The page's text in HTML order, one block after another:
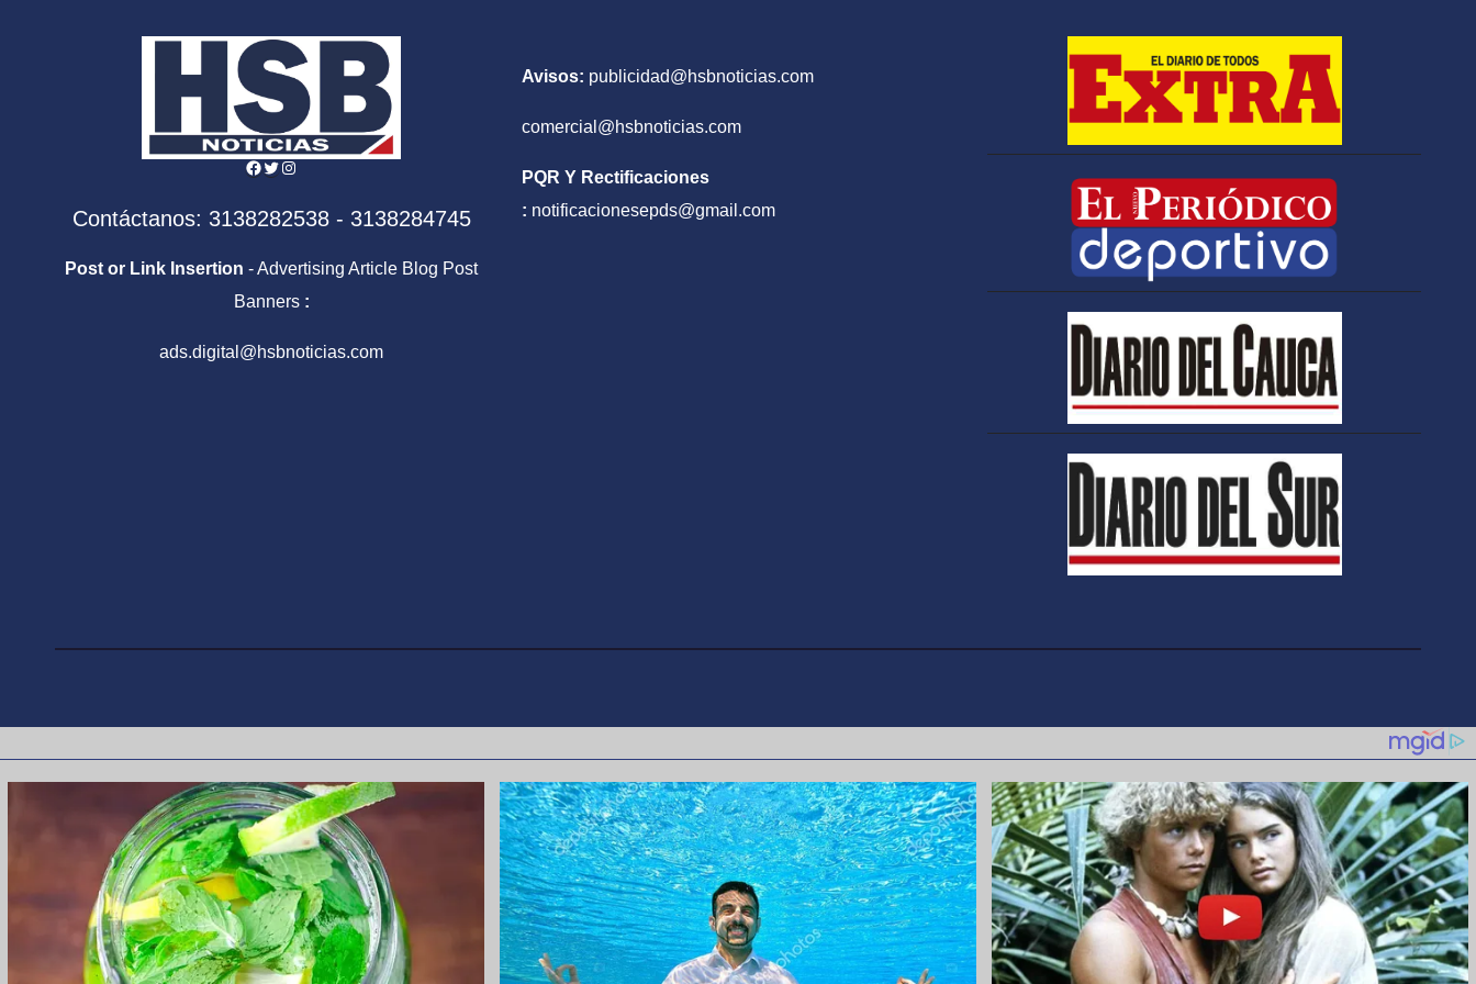
Facebook
Twitter
Instagram
Contáctanos: 3138282538 - 3138284745
Post or Link Insertion - Advertising Article Blog Post
Banners :
ads.digital@hsbnoticias.com
Avisos: publicidad@hsbnoticias.com
comercial@hsbnoticias.com
PQR Y Rectificaciones
: notificacionesepds@gmail.com